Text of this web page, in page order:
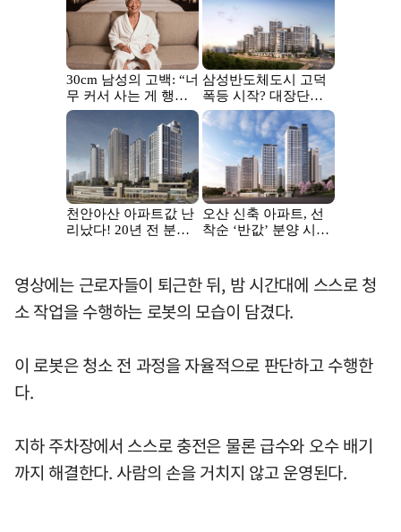
영상에는 근로자들이 퇴근한 뒤, 밤 시간대에 스스로 청
소 작업을 수행하는 로봇의 모습이 담겼다.
이 로봇은 청소 전 과정을 자율적으로 판단하고 수행한
다.
지하 주차장에서 스스로 충전은 물론 급수와 오수 배기
까지 해결한다. 사람의 손을 거치지 않고 운영된다.